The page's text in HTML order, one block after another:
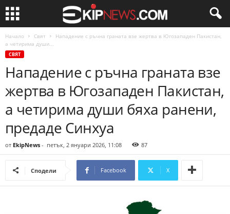
Начало Свят
Нападение с ръчна граната взе жертва в Югозападен Пакистан,
а четирима души...
СВЯТ
Нападение с ръчна граната взе
жертва в Югозападен Пакистан,
а четирима души бяха ранени,
предаде Синхуа
от EkipNews - петък, 2 януари 2026, 11:08 87
Сподели Facebook X